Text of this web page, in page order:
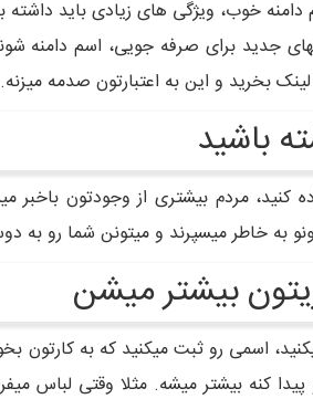
دامنه خوب، ویژگی های زیادی باید داشته
جدید برای صرفه جویی، اسم دامنه
بخرید و این به اعتبارتون صدمه میزنه.
باشید
کنید، مردم بیشتری از وجودتون
به خاطر میسپرند و میتونن شما رو به
بیشتر میشن
اسمی رو ثبت میکنید که به